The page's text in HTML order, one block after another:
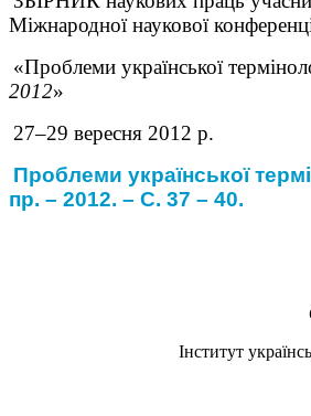
Міжнародної наукової
«Проблеми української
2012»
27–29 вересня 2012 р.
Проблеми української
пр. – 2012. – С. 37 – 40.
Інститут